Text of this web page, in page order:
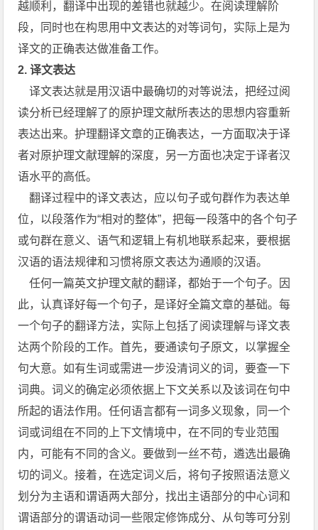
越顺利，翻译中出现的差错也就越少。在阅读理解阶
段，同时也在构思用中文表达的对等词句，实际上是为
译文的正确表达做准备工作。
2.译文表达
译文表达就是用汉语中最确切的对等说法，把经过阅
读分析已经理解了的原护理文献所表达的思想内容重新
表达出来。护理翻译文章的正确表达，一方面取决于译
者对原护理文献理解的深度，另一方面也决定于译者汉
语水平的高低。
翻译过程中的译文表达，应以句子或句群作为表达单
位，以段落作为“相对的整体”，把每一段落中的各个句子
或句群在意义、语气和逻辑上有机地联系起来，要根据
汉语的语法规律和习惯将原文表达为通顺的汉语。
任何一篇英文护理文献的翻译，都始于一个句子。因
此，认真译好每一个句子，是译好全篇文章的基础。每
一个句子的翻译方法，实际上包括了阅读理解与译文表
达两个阶段的工作。首先，要通读句子原文，以掌握全
句大意。如有生词或需进一步没清词义的词，要查一下
词典。词义的确定必须依据上下文关系以及该词在句中
所起的语法作用。任何语言都有一词多义现象，同一个
词或词组在不同的上下文情境中，在不同的专业范围
内，可能有不同的含义。要做到一丝不苟，遴选出最确
切的词义。接着，在选定词义后，将句子按照语法意义
划分为主语和谓语两大部分，找出主语部分的中心词和
谓语部分的谓语动词一些限定修饰成分、从句等可分别